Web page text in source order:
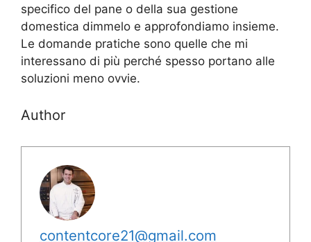
specifico del pane o della sua gestione
domestica dimmelo e approfondiamo insieme.
Le domande pratiche sono quelle che mi
interessano di più perché spesso portano alle
soluzioni meno ovvie.
Author
contentcore21@gmail.com